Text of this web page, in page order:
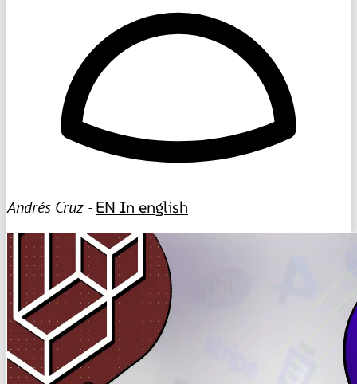
Andrés Cruz -EN In english